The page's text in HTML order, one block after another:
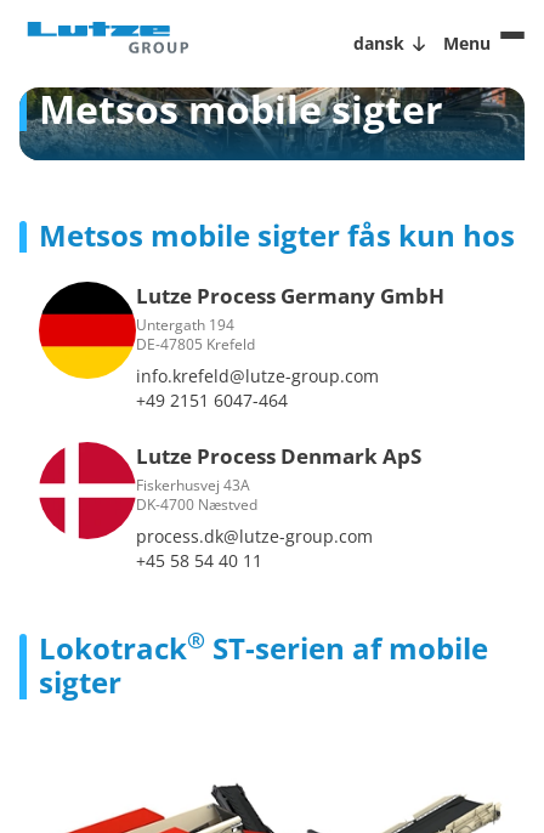
dansk Menu
Metsos mobile sigter
Metsos mobile sigter fås kun hos
Lutze Process Germany GmbH
Untergath 194
DE-47805 Krefeld
info.krefeld@lutze-group.com
+49 2151 6047-464
Lutze Process Denmark ApS
Fiskerhusvej 43A
DK-4700 Næstved
process.dk@lutze-group.com
+45 58 54 40 11
Lokotrack® ST-serien af mobile
sigter